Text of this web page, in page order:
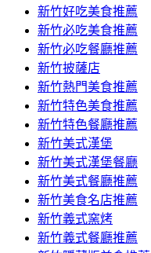
新竹好吃美食推薦
新竹必吃美食推薦
新竹必吃餐廳推薦
新竹披薩店
新竹熱門美食推薦
新竹特色美食推薦
新竹特色餐廳推薦
新竹美式漢堡
新竹美式漢堡餐廳
新竹美式餐廳推薦
新竹美食名店推薦
新竹義式窯烤
新竹義式餐廳推薦